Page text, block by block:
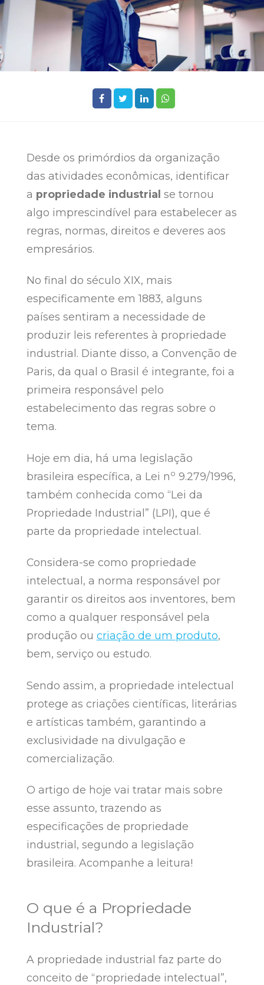
Desde os primórdios da organização
das atividades econômicas, identificar
a propriedade industrial se tornou
algo imprescindível para estabelecer as
regras, normas, direitos e deveres aos
empresários.
No final do século XIX, mais
especificamente em 1883, alguns
países sentiram a necessidade de
produzir leis referentes à propriedade
industrial. Diante disso, a Convenção de
Paris, da qual o Brasil é integrante, foi a
primeira responsável pelo
estabelecimento das regras sobre o
tema.
Hoje em dia, há uma legislação
brasileira específica, a Lei no 9.279/1996,
também conhecida como “Lei da
Propriedade Industrial” (LPI), que é
parte da propriedade intelectual.
Considera-se como propriedade
intelectual, a norma responsável por
garantir os direitos aos inventores, bem
como a qualquer responsável pela
produção ou criação de um produto,
bem, serviço ou estudo.
Sendo assim, a propriedade intelectual
protege as criações científicas, literárias
e artísticas também, garantindo a
exclusividade na divulgação e
comercialização.
O artigo de hoje vai tratar mais sobre
esse assunto, trazendo as
especificações de propriedade
industrial, segundo a legislação
brasileira. Acompanhe a leitura!
O que é a Propriedade
Industrial?
A propriedade industrial faz parte do
conceito de “propriedade intelectual”,